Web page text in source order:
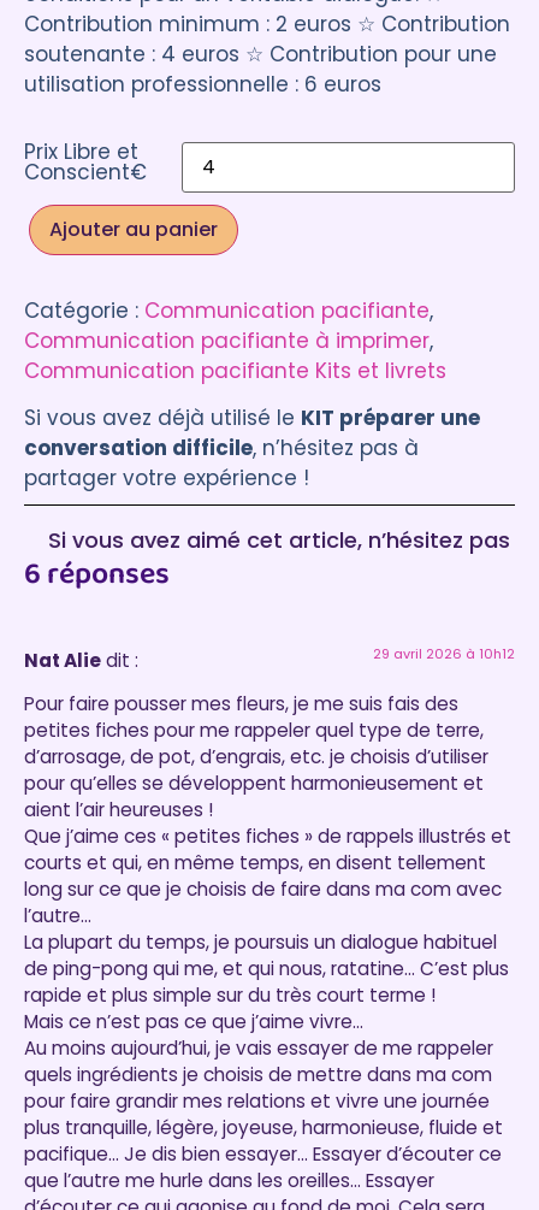
Contribution minimum : 2 euros ☆ Contribution
soutenante : 4 euros ☆ Contribution pour une
utilisation professionnelle : 6 euros
Prix Libre et
Conscient€
Ajouter au panier
Catégorie : Communication pacifiante
Communication pacifiante à imprimer
Communication pacifiante Kits et livrets
Si vous avez déjà utilisé le KIT préparer une
conversation difficile, n’hésitez pas à
partager votre expérience !
Si vous avez aimé cet article, n’hésitez pas
à laisser un commentaire :)
6 réponses
Nat Aliedit : 29 avril 2026 à 10h12
Pour faire pousser mes fleurs, je me suis fais des
petites fiches pour me rappeler quel type de terre,
d’arrosage, de pot, d’engrais, etc. je choisis d’utiliser
pour qu’elles se développent harmonieusement et
aient l’air heureuses !
Que j’aime ces « petites fiches » de rappels illustrés et
courts et qui, en même temps, en disent tellement
long sur ce que je choisis de faire dans ma com avec
l’autre…
La plupart du temps, je poursuis un dialogue habituel
de ping-pong qui me, et qui nous, ratatine… C’est plus
rapide et plus simple sur du très court terme !
Mais ce n’est pas ce que j’aime vivre…
Au moins aujourd’hui, je vais essayer de me rappeler
quels ingrédients je choisis de mettre dans ma com
pour faire grandir mes relations et vivre une journée
plus tranquille, légère, joyeuse, harmonieuse, fluide et
pacifique… Je dis bien essayer… Essayer d’écouter ce
que l’autre me hurle dans les oreilles… Essayer